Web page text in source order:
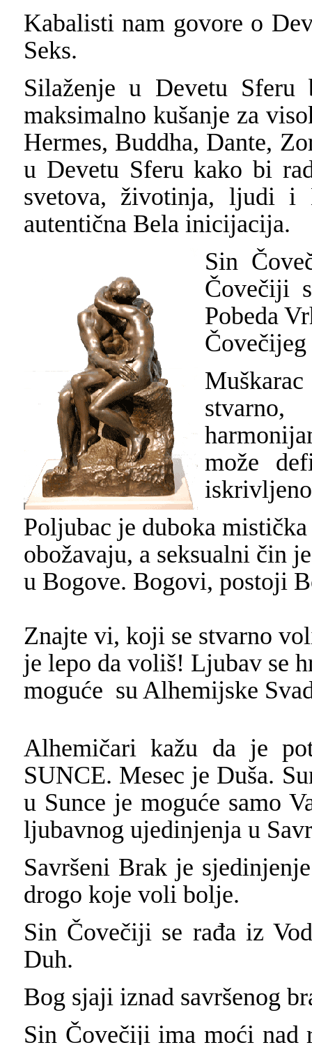
Kabalisti nam govore o
Seks.
Silaženje u Devetu
maksimalno kušanje za
Hermes, Buddha, Dante,
u Devetu Sferu kako bi
svetova, životinja, ljudi i
autentična Bela inicijacija.
Sin
Čovečiji
Pobeda
Čovečijeg
može
Poljubac je duboka
obožavaju, a seksualni čin
u Bogove. Bogovi, postoji
Znajte vi, koji se stvarno
je lepo da voliš! Ljubav se
moguće su Alhemijske
Alhemičari kažu da je
SUNCE. Mesec je Duša.
u Sunce je moguće samo
ljubavnog ujedinjenja u
Savršeni Brak je
drogo koje voli bolje.
Sin Čovečiji se rađa iz
Duh.
Bog sjaji iznad savršenog
Sin Čovečiji ima moći nad